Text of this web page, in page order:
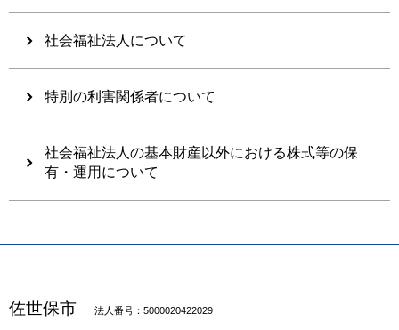
社会福祉法人について
特別の利害関係者について
社会福祉法人の基本財産以外における株式等の保
有・運用について
佐世保市 法人番号：5000020422029